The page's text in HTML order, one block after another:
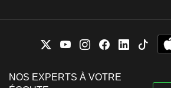
NOS EXPERTS À VOTRE